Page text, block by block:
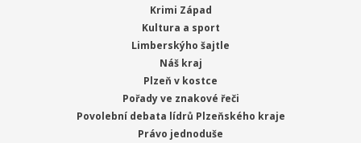
Krimi Západ
Kultura a sport
Limberskýho šajtle
Náš kraj
Plzeň v kostce
Pořady ve znakové řeči
Povolební debata lídrů Plzeňského kraje
Právo jednoduše